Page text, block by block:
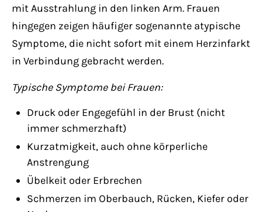
mit Ausstrahlung in den linken Arm. Frauen
hingegen zeigen häufiger sogenannte atypische
Symptome, die nicht sofort mit einem Herzinfarkt
in Verbindung gebracht werden.
Typische Symptome bei Frauen:
Druck oder Engegefühl in der Brust (nicht
immer schmerzhaft)
Kurzatmigkeit, auch ohne körperliche
Anstrengung
Übelkeit oder Erbrechen
Schmerzen im Oberbauch, Rücken, Kiefer oder